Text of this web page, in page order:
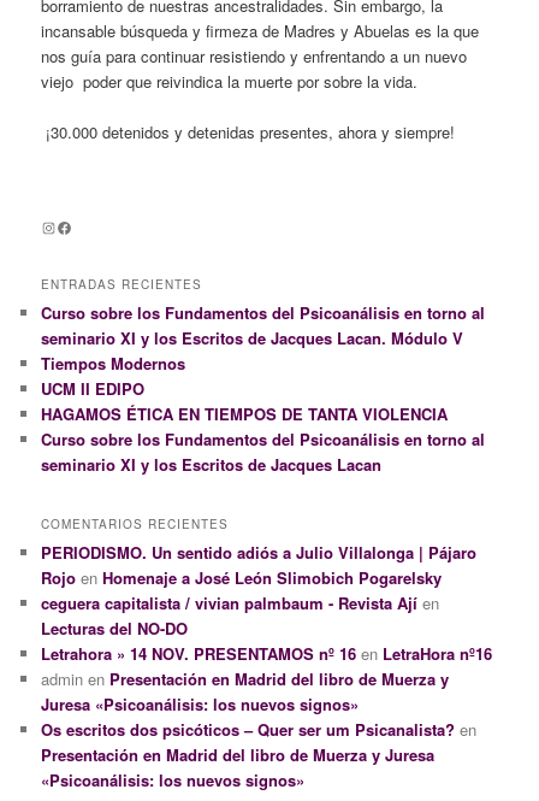
borramiento de nuestras ancestralidades. Sin embargo, la
incansable búsqueda y firmeza de Madres y Abuelas es la que
nos guía para continuar resistiendo y enfrentando a un nuevo
viejo poder que reivindica la muerte por sobre la vida.
¡30.000 detenidos y detenidas presentes, ahora y siempre!
InstagramFacebook
ENTRADAS RECIENTES
Curso sobre los Fundamentos del Psicoanálisis en torno al
seminario XI y los Escritos de Jacques Lacan. Módulo V
Tiempos Modernos
UCM II EDIPO
HAGAMOS ÉTICA EN TIEMPOS DE TANTA VIOLENCIA
Curso sobre los Fundamentos del Psicoanálisis en torno al
seminario XI y los Escritos de Jacques Lacan
COMENTARIOS RECIENTES
PERIODISMO. Un sentido adiós a Julio Villalonga | Pájaro
Rojo enHomenaje a José León Slimobich Pogarelsky
ceguera capitalista / vivian palmbaum - Revista Ají en
Lecturas del NO-DO
Letrahora » 14 NOV. PRESENTAMOS nº 16 en LetraHora nº16
admin en Presentación en Madrid del libro de Muerza y
Juresa «Psicoanálisis: los nuevos signos»
Os escritos dos psicóticos – Quer ser um Psicanalista? en
Presentación en Madrid del libro de Muerza y Juresa
«Psicoanálisis: los nuevos signos»